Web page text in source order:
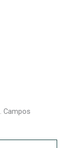
Campos